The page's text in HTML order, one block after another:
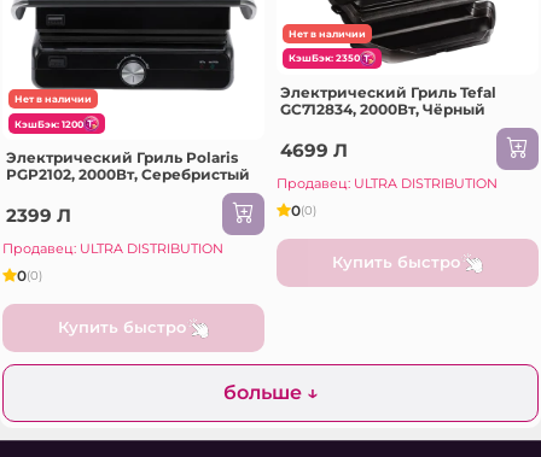
Нет в наличии
КэшБэк: 1200
Электрический Гриль Polaris
PGP2102, 2000Вт, Серебристый
2399 Л
Продавец: ULTRA DISTRIBUTION
0(0)
Купить быстро
Нет в наличии
КэшБэк: 2350
Электрический Гриль Tefal
GC712834, 2000Вт, Чёрный
4699 Л
Продавец: ULTRA DISTRIBUTION
0(0)
Купить быстро
больше ↓